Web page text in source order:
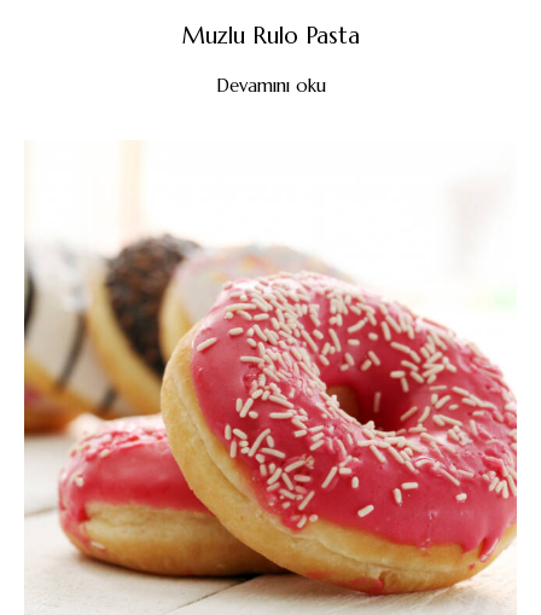
Muzlu Rulo Pasta
Devamını oku